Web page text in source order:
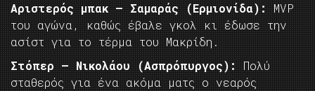
Αριστερός μπακ – Σαμαράς (Ερμιονίδα):
MVP
του αγώνα, καθώς έβαλε γκολ κι έδωσε την
ασίστ για το τέρμα του Μακρίδη.
Στόπερ – Νικολάου (Ασπρόπυργος):
Πολύ
σταθερός για ένα ακόμα ματς ο νεαρός